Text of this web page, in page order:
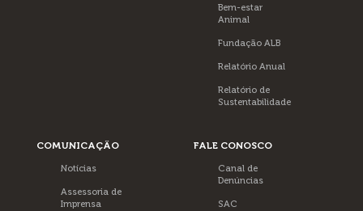
Bem-estar
Animal
Fundação ALB
Relatório Anual
Relatório de
Sustentabilidade
COMUNICAÇÃO
Notícias
Assessoria de
Imprensa
FALE CONOSCO
Canal de
Denúncias
SAC